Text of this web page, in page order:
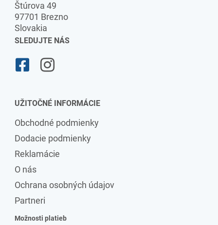
Štúrova 49
97701 Brezno
Slovakia
SLEDUJTE NÁS
UŽITOČNÉ INFORMÁCIE
Obchodné podmienky
Dodacie podmienky
Reklamácie
O nás
Ochrana osobných údajov
Partneri
Možnosti platieb